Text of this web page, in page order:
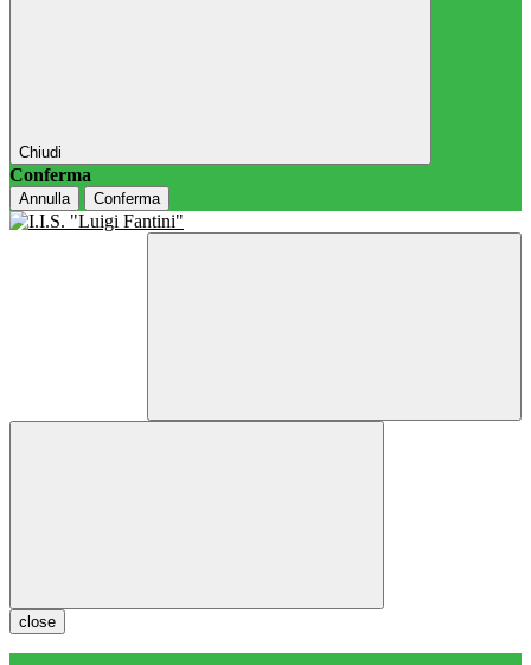
Chiudi
Conferma
Annulla Conferma
close